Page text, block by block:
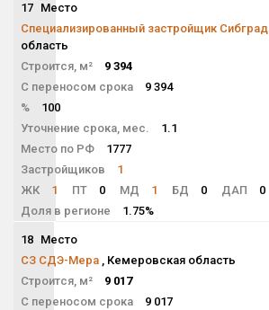
17 Место
Специализированный застройщик Сибград
область
Строится, м²
9 394
С переносом срока
9 394
%
100
Уточнение срока, мес.
1.1
Место по РФ
1777
Застройщиков
1
ЖК
1 ПТ 0 МД 1 БД 0 ДАП
0
Доля в регионе
1.75%
18 Место
СЗ СДЭ-Мера , Кемеровская область
Строится, м²
9 017
С переносом срока
9 017